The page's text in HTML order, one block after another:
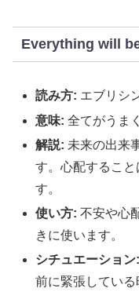
Everything will
読み方: エブリシ
意味: 全てがうま
解説: 未来の出来
す。心配するこ
す。
使い方: 不安や心
きに使います。
シチュエーション:
前に緊張している